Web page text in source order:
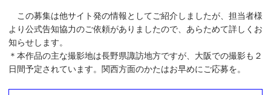
この募集は他サイト発の情報としてご紹介しましたが、担当者様
より公式告知協力のご依頼がありましたので、あらためて詳しくお
知らせします。
＊本作品の主な撮影地は長野県諏訪地方ですが、大阪での撮影も２
日間予定されています。関西方面のかたはお早めにご応募を。